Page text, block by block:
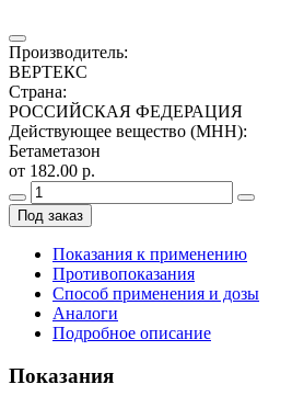
Производитель:
ВЕРТЕКС
Страна:
РОССИЙСКАЯ ФЕДЕРАЦИЯ
Действующее вещество (МНН):
Бетаметазон
от 182.00 р.
Под заказ
Показания к применению
Противопоказания
Способ применения и дозы
Аналоги
Подробное описание
Показания